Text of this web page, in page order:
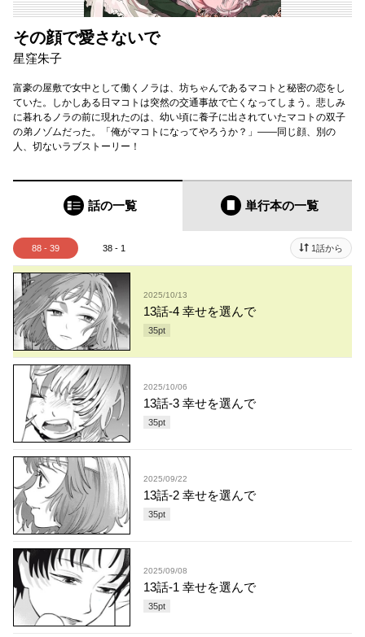
その顔で愛さないで
星窪朱子
富豪の屋敷で女中として働くノラは、坊ちゃんであるマコトと秘密の恋をし
ていた。しかしある日マコトは突然の交通事故で亡くなってしまう。悲しみ
に暮れるノラの前に現れたのは、幼い頃に養子に出されていたマコトの双子
の弟ノゾムだった。「俺がマコトになってやろうか？」――同じ顔、別の
人、切ないラブストーリー！
話の一覧 単行本の一覧
88 - 39 38 - 1 1話から
2025/10/13
13話-4 幸せを選んで
35pt
2025/10/06
13話-3 幸せを選んで
35pt
2025/09/22
13話-2 幸せを選んで
35pt
2025/09/08
13話-1 幸せを選んで
35pt